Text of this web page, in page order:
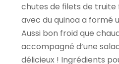
chutes de filets de truite
avec du quinoa a formé
Aussi bon froid que
accompagné d’une
délicieux ! Ingrédients